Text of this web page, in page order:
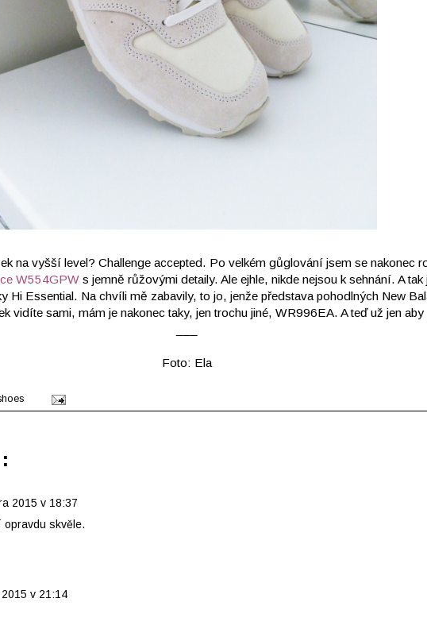
na vyšší level? Challenge accepted. Po velkém gůglování jsem se nakonec
W554GPWs jemně růžovými detaily. Ale ejhle, nikde nejsou k sehnání. A
Hi Essential. Na chvíli mě zabavily, to jo, jenže představa pohodlných New
vidíte sami, mám je nakonec taky, jen trochu jiné, WR996EA. A teď už jen
Foto: Ela
2015 v 18:37
opravdu skvěle.
v 21:14